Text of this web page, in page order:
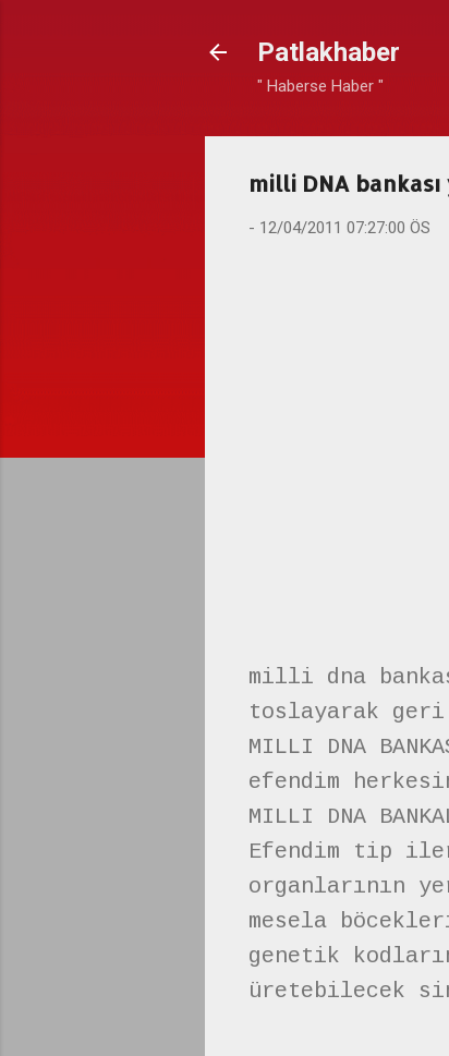
Patlakhaber
" Haberse Haber "
milli DNA
- 12/04/2011 07:27:00 ÖS
milli dna
toslayarak geri
MILLI DNA
efendim
MILLI DNA
Efendim tip
organlarının
mesela
genetik
üretebilecek